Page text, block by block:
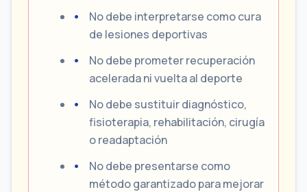
No debe interpretarse como cura
de lesiones deportivas
No debe prometer recuperación
acelerada ni vuelta al deporte
No debe sustituir diagnóstico,
fisioterapia, rehabilitación, cirugía
o readaptación
No debe presentarse como
método garantizado para mejorar